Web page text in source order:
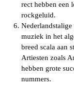
rect hebben een
rockgeluid.
muziek in het
breed scala aan
Artiesten zoals
hebben grote
nummers.